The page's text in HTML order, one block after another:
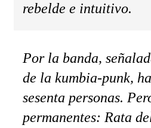
rebelde e intuitivo.
Por la banda,
de la kumbia-punk,
sesenta personas.
permanentes: Rata